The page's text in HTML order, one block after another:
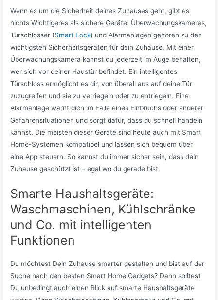
Wenn es um die Sicherheit deines Zuhauses geht, gibt es
nichts Wichtigeres als sichere Geräte. Überwachungskameras,
Türschlösser (Smart Lock) und Alarmanlagen gehören zu den
wichtigsten Sicherheitsgeräten für dein Zuhause. Mit einer
Überwachungskamera kannst du jederzeit im Auge behalten,
wer sich vor deiner Haustür befindet. Ein intelligentes
Türschloss ermöglicht es dir, von überall aus auf deine Tür
zuzugreifen und sie zu verriegeln oder zu entriegeln. Eine
Alarmanlage warnt dich im Falle eines Einbruchs oder anderer
Gefahrensituationen und sorgt dafür, dass du schnell handeln
kannst. Die meisten dieser Geräte sind heute auch mit Smart
Home-Systemen kompatibel und lassen sich bequem über
eine App steuern. So kannst du immer sicher sein, dass dein
Zuhause geschützt ist – egal wo du gerade bist.
Smarte Haushaltsgeräte:
Waschmaschinen, Kühlschränke
und Co. mit intelligenten
Funktionen
Du möchtest Dein Zuhause smarter gestalten und bist auf der
Suche nach den besten Smart Home Gadgets? Dann solltest
Du unbedingt auch einen Blick auf smarte Haushaltsgeräte